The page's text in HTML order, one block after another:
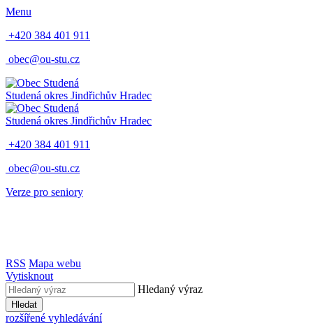
Menu
+420 384 401 911
obec@ou-stu.cz
Studená okres Jindřichův Hradec
Studená okres Jindřichův Hradec
+420 384 401 911
obec@ou-stu.cz
Verze pro seniory
RSS Mapa webu
Vytisknout
Hledaný výraz
Hledat
rozšířené vyhledávání